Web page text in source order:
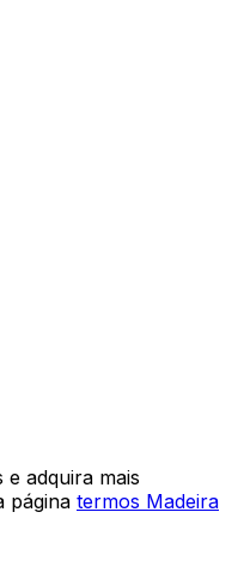
adquira mais
página termos Madeira